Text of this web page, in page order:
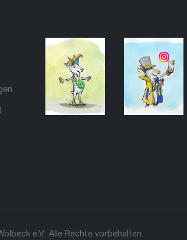
e.V.. Alle Rechte vorbehalten.